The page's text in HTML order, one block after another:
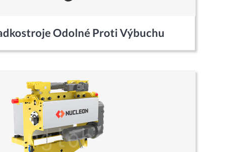
Odolné Proti Výbuchu